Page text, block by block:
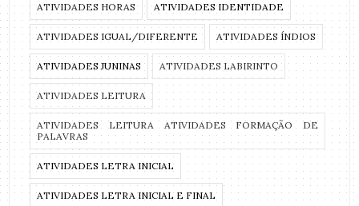
ATIVIDADES HORAS ATIVIDADES IDENTIDADE
ATIVIDADES IGUAL/DIFERENTE ATIVIDADES ÍNDIOS
ATIVIDADES JUNINAS ATIVIDADES LABIRINTO
ATIVIDADES LEITURA
ATIVIDADES LEITURA ATIVIDADES FORMAÇÃO DE
PALAVRAS
ATIVIDADES LETRA INICIAL
ATIVIDADES LETRA INICIAL E FINAL